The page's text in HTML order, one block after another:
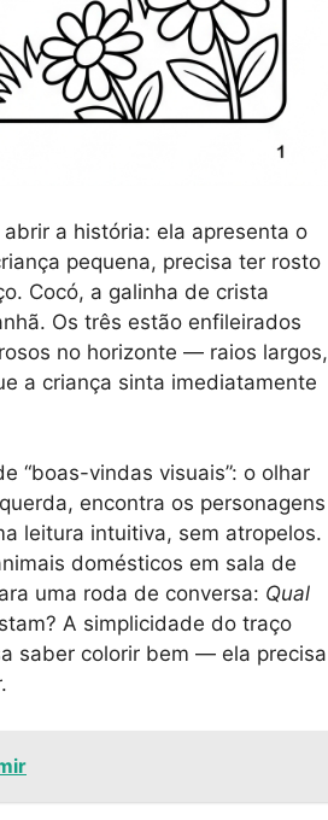
a história: ela apresenta o
pequena, precisa ter rosto
Cocó, a galinha de crista
Os três estão enfileirados
no horizonte — raios largos,
a criança sinta imediatamente
“boas-vindas visuais”: o olhar
encontra os personagens
leitura intuitiva, sem atropelos.
domésticos em sala de
uma roda de conversa: Qual
A simplicidade do traço
saber colorir bem — ela precisa